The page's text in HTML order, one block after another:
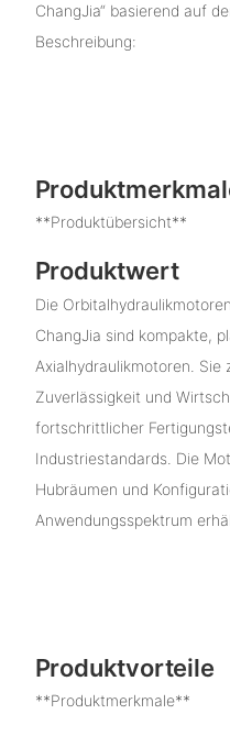
ChangJia“ basierend auf
Beschreibung:
**Produktübersicht**
Produktwert
Die
ChangJia sind kompakte,
Axialhydraulikmotoren.
Zuverlässigkeit und
fortschrittlicher
Industriestandards. Die
Hubräumen und
Anwendungsspektrum
Produktvorteile
**Produktmerkmale**